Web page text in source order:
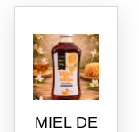
MIEL DE